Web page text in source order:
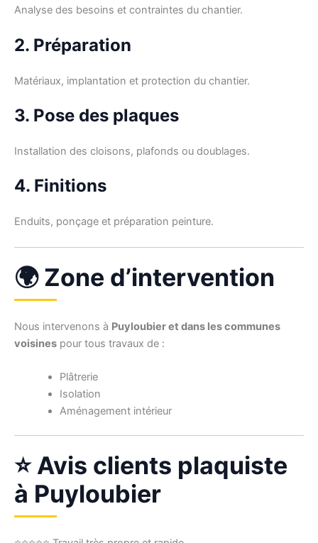
Analyse des besoins et contraintes du chantier.
2. Préparation
Matériaux, implantation et protection du chantier.
3. Pose des plaques
Installation des cloisons, plafonds ou doublages.
4. Finitions
Enduits, ponçage et préparation peinture.
🌍 Zone d’intervention
Nous intervenons à Puyloubier et dans les communes
voisines pour tous travaux de :
Plâtrerie
Isolation
Aménagement intérieur
⭐ Avis clients plaquiste
à Puyloubier